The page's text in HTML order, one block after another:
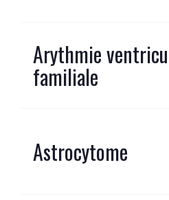
Arythmie
familiale
Astrocytome